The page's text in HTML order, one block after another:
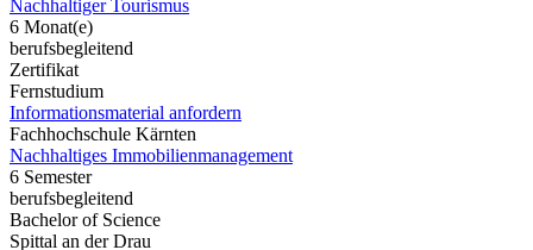
Nachhaltiger Tourismus
6 Monat(e)
berufsbegleitend
Zertifikat
Fernstudium
Informationsmaterial anfordern
Fachhochschule Kärnten
Nachhaltiges Immobilienmanagement
6 Semester
berufsbegleitend
Bachelor of Science
Spittal an der Drau